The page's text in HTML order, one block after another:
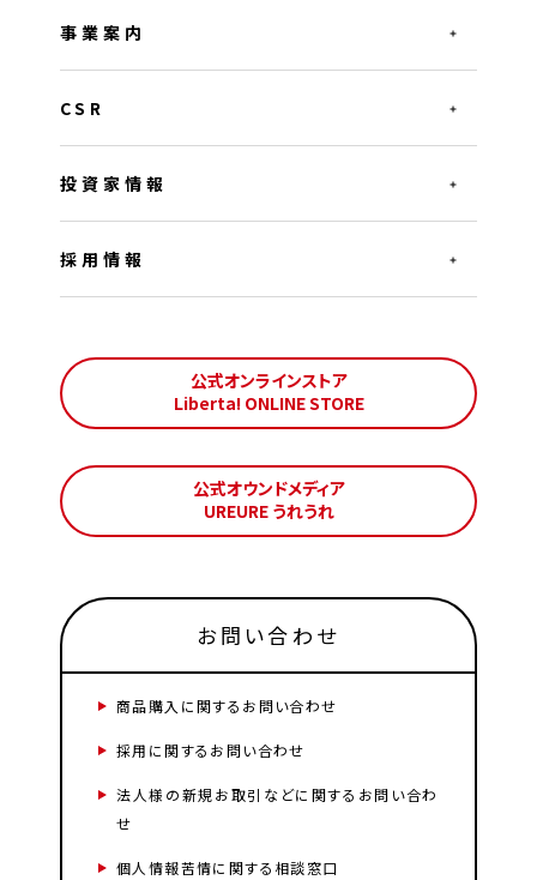
事業案内
CSR
投資家情報
採用情報
公式オンラインストア
Liberta! ONLINE STORE
公式オウンドメディア
UREURE うれうれ
お問い合わせ
商品購入に関するお問い合わせ
採用に関するお問い合わせ
法人様の新規お取引などに関するお問い合わ
せ
個人情報苦情に関する相談窓口